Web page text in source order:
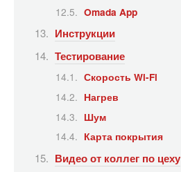
Omada App
Инструкции
Тестирование
Скорость Wi-Fi
Нагрев
Шум
Карта покрытия
Видео от коллег по цеху